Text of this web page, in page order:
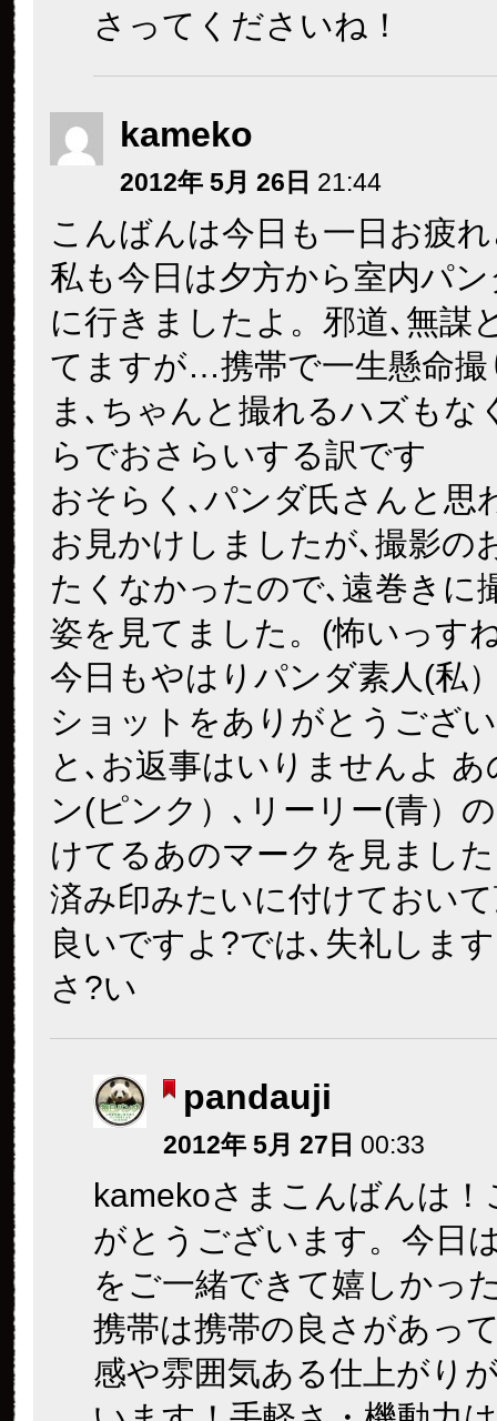
さってくださいね！
kameko
2012年 5月 26日 21:44
こんばんは今日も一日お疲
私も今日は夕方から室内パ
に行きましたよ。邪道､無謀
てますが…携帯で一生懸命
ま､ちゃんと撮れるハズもな
らでおさらいする訳です
おそらく､パンダ氏さんと思
お見かけしましたが､撮影の
たくなかったので､遠巻きに
姿を見てました。(怖いっす
今日もやはりパンダ素人(私
ショットをありがとうござ
と､お返事はいりませんよ あ
ン(ピンク）､リーリー(青）
けてるあのマークを見まし
済み印みたいに付けておい
良いですよ?では､失礼します
さ?い
pandauji
2012年 5月 27日 00:33
kamekoさまこんばんは！
がとうございます。今日
をご一緒できて嬉しかっ
携帯は携帯の良さがあっ
感や雰囲気ある仕上がり